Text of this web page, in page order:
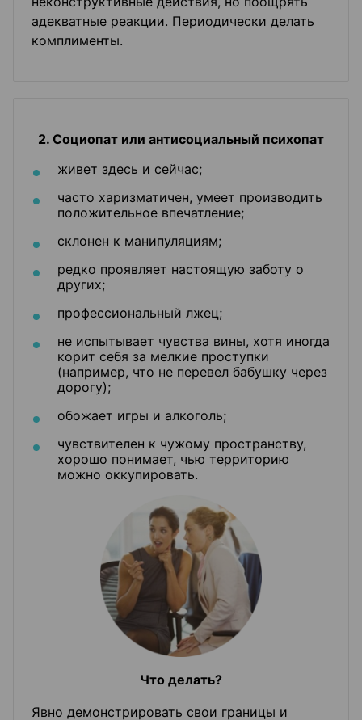
адекватные реакции. Периодически делать
комплименты.
2. Социопат или антисоциальный психопат
живет здесь и сейчас;
часто харизматичен, умеет производить
положительное впечатление;
склонен к манипуляциям;
редко проявляет настоящую заботу о
других;
профессиональный лжец;
не испытывает чувства вины, хотя иногда
корит себя за мелкие проступки
(например, что не перевел бабушку через
дорогу);
обожает игры и алкоголь;
чувствителен к чужому пространству,
хорошо понимает, чью территорию
можно оккупировать.
Что делать?
Явно демонстрировать свои границы и